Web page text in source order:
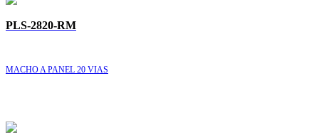
PLS-2820-RM
MACHO A PANEL 20 VIAS